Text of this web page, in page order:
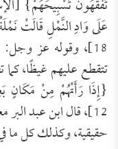
عَلَى وَادِ النَّمْلِ قَالَتْ
تتقطع عليهم غيظًا،
{إِذَا رَأَتْهُمْ مِنْ مَكَانٍ
12]، قال ابن عبد
حقيقية، وكذلك كل ما